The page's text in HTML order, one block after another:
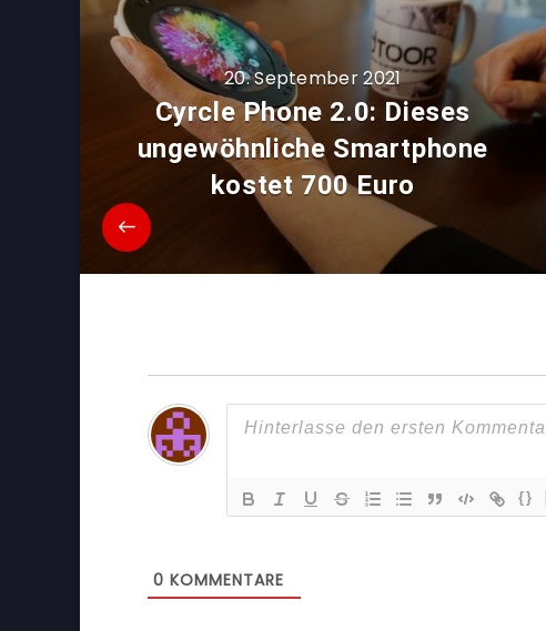
20. September 2021
Cyrcle Phone 2.0: Dieses
ungewöhnliche Smartphone
kostet 700 Euro
{}
0 KOMMENTARE